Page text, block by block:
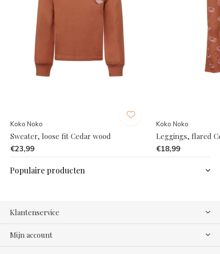
Koko Noko
Sweater, loose fit Cedar wood
€23,99
Koko Noko
Leggings, flared
€18,99
Populaire producten
Klantenservice
Mijn account